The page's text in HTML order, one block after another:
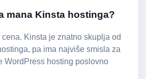
mana Kinsta hostinga?
Kinsta je znatno skuplja od
pa ima najviše smisla za
WordPress hosting poslovno